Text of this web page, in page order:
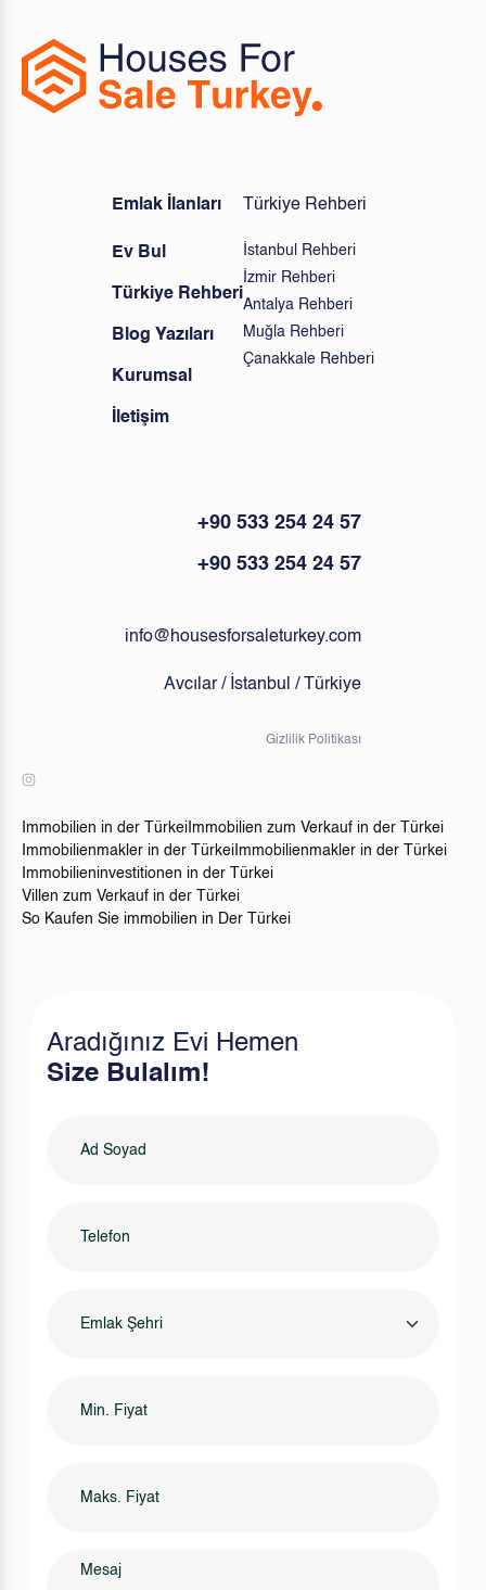
Emlak İlanları
Ev Bul
Türkiye Rehberi
Blog Yazıları
Kurumsal
İletişim
Türkiye Rehberi
İstanbul Rehberi
İzmir Rehberi
Antalya Rehberi
Muğla Rehberi
Çanakkale Rehberi
+90 533 254 24 57
+90 533 254 24 57
info@housesforsaleturkey.com
Avcılar / İstanbul / Türkiye
Gizlilik Politikası
Immobilien in der Türkei Immobilien zum Verkauf in der Türkei
Immobilienmakler in der Türkei Immobilienmakler in der Türkei
Immobilieninvestitionen in der Türkei
Villen zum Verkauf in der Türkei
So Kaufen Sie immobilien in Der Türkei
Aradığınız Evi Hemen
Size Bulalım!
Emlak Şehri